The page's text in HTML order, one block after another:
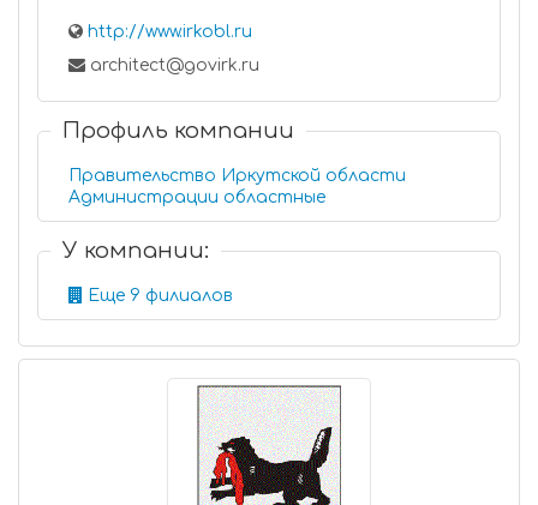
http://www.irkobl.ru
architect@govirk.ru
Профиль компании
Правительство Иркутской области
Администрации областные
У компании:
Еще 9 филиалов